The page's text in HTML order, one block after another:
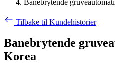
Banebrytende
Tilbake til Kundehistorier
Banebrytende
Korea